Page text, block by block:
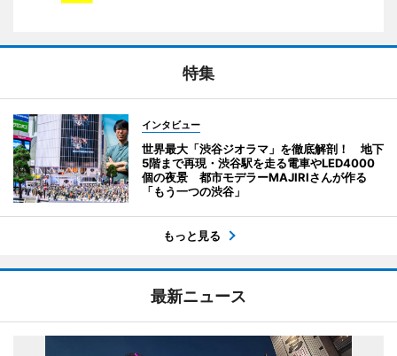
特集
インタビュー
世界最大「渋谷ジオラマ」を徹底解剖！ 地下
5階まで再現・渋谷駅を走る電車やLED4000
個の夜景 都市モデラーMAJIRIさんが作る
「もう一つの渋谷」
もっと見る
最新ニュース